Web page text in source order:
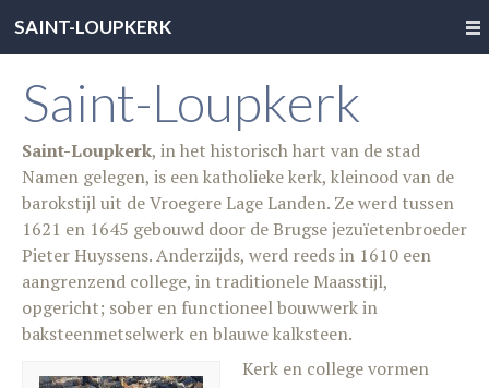
SAINT-LOUPKERK
Saint-Loupkerk
Saint-Loupkerk, in het historisch hart van de stad
Namen gelegen, is een katholieke kerk, kleinood van de
barokstijl uit de Vroegere Lage Landen. Ze werd tussen
1621 en 1645 gebouwd door de Brugse jezuïetenbroeder
Pieter Huyssens. Anderzijds, werd reeds in 1610 een
aangrenzend college, in traditionele Maasstijl,
opgericht; sober en functioneel bouwwerk in
baksteenmetselwerk en blauwe kalksteen.
Kerk en college vormen